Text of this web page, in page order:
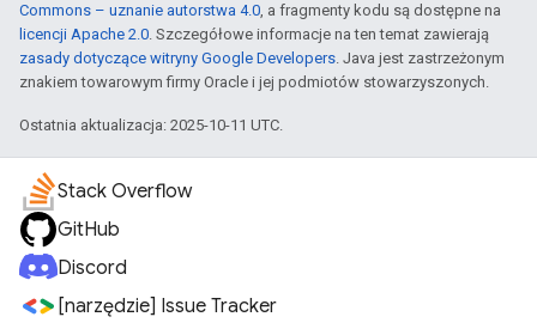
Commons – uznanie autorstwa 4.0, a fragmenty kodu są dostępne na
licencji Apache 2.0. Szczegółowe informacje na ten temat zawierają
zasady dotyczące witryny Google Developers. Java jest zastrzeżonym
znakiem towarowym firmy Oracle i jej podmiotów stowarzyszonych.
Ostatnia aktualizacja: 2025-10-11 UTC.
Stack Overflow
GitHub
Discord
[narzędzie] Issue Tracker